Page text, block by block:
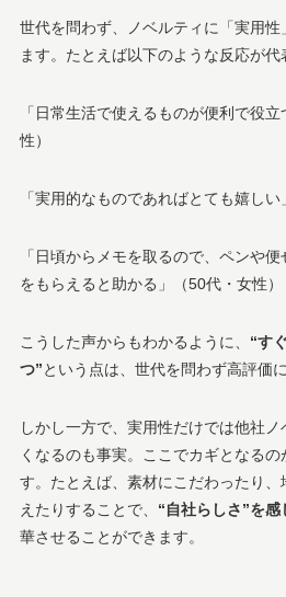
世代を問わず、ノベルティに「実用
ます。たとえば以下のような反応が代
「日常生活で使えるものが便利で役
性）
「実用的なものであればとても嬉しい
「日頃からメモを取るので、ペンや
をもらえると助かる」（50代・女性）
こうした声からもわかるように、 “す
つ”という点は、世代を問わず高評価
しかし一方で、実用性だけでは他社
くなるのも事実。ここでカギとなるの
す。たとえば、素材にこだわったり
えたりすることで、 “自社らしさ”を
華させることができます。